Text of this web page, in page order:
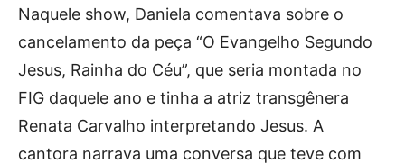
Naquele show, Daniela comentava sobre o
cancelamento da peça “O Evangelho Segundo
Jesus, Rainha do Céu”, que seria montada no
FIG daquele ano e tinha a atriz transgênera
Renata Carvalho interpretando Jesus. A
cantora narrava uma conversa que teve com